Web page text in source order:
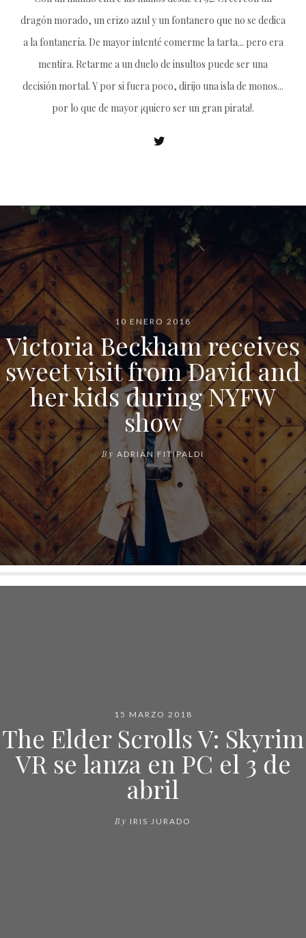
dragón morado, un erizo azul y un fontanero que no se dedica
a la fontanería. De mayor intenté comerme la tarta... pero era
mentira. Retarme a un duelo de insultos puede ser una
decisión mortal. Y por si fuera poco, dirijo una isla de monos...
por lo que de mayor ¡quiero ser un gran pirata!.
10 ENERO 2018
Victoria Beckham receives
sweet visit from David and
her kids during NYFW
show
By ADRIÁN FITIPALDI
15 MARZO 2018
The Elder Scrolls V: Skyrim
VR se lanza en PC el 3 de
abril
By IRIS JURADO